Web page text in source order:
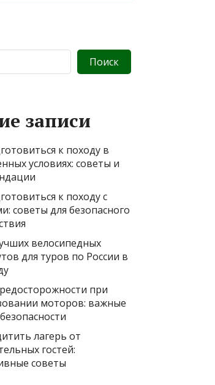
Поиск
записи
к походу в
условиях: советы и
к походу с
советы для безопасного
велосипедных
для туров по России в
при
моторов: важные
лагерь от
гостей:
советы